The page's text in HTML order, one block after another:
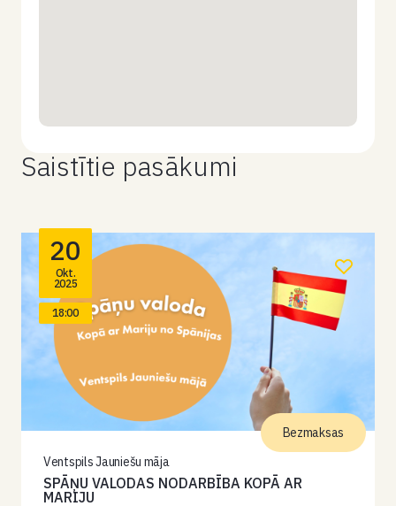
Saistītie pasākumi
20
Okt.
2025
18:00
Ventspils Jauniešu māja
SPĀŅU VALODAS NODARBĪBA KOPĀ AR
MARIJU
Bezmaksas